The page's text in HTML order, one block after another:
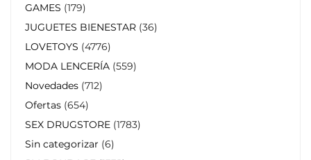
GAMES 179
JUGUETES BIENESTAR 36
LOVETOYS 4776
MODA LENCERÍA 559
Novedades 712
Ofertas 654
SEX DRUGSTORE 1783
Sin categorizar 6